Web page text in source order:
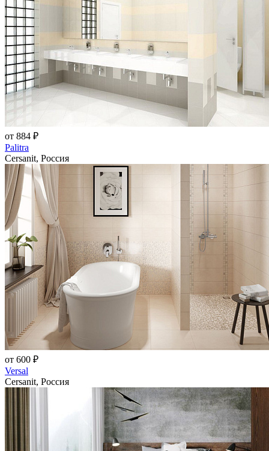
от 884 ₽
Palitra
Cersanit, Россия
от 600 ₽
Versal
Cersanit, Россия